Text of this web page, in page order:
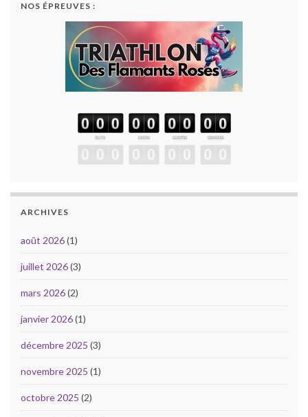
NOS ÉPREUVES :
ARCHIVES
août 2026(1)
juillet 2026(3)
mars 2026(2)
janvier 2026(1)
décembre 2025 (3)
novembre 2025 (1)
octobre 2025 (2)